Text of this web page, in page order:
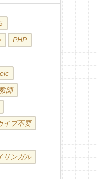
PHP
師
イプ不要
リンガル